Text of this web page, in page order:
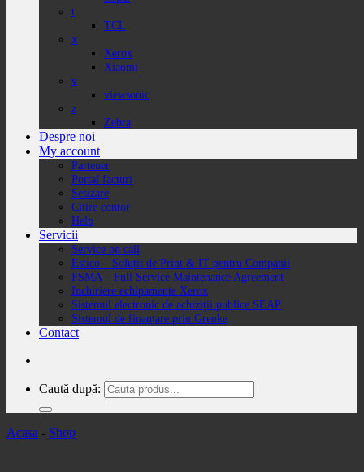
t
TCL
x
Xerox
Xiaomi
v
viewsonic
z
Zebra
Despre noi
My account
Partener
Portal facturi
Sesizare
Citire contor
Help
Servicii
Service on call
Estico – Soluții de Print & IT pentru Companii
FSMA – Full Service Maintenance Agreement
Inchiriere echipamente Xerox
Sistemul electronic de achiziții publice SEAP
Sistemul de finanțare prin Grenke
Contact
Caută după:
Acasa - Shop